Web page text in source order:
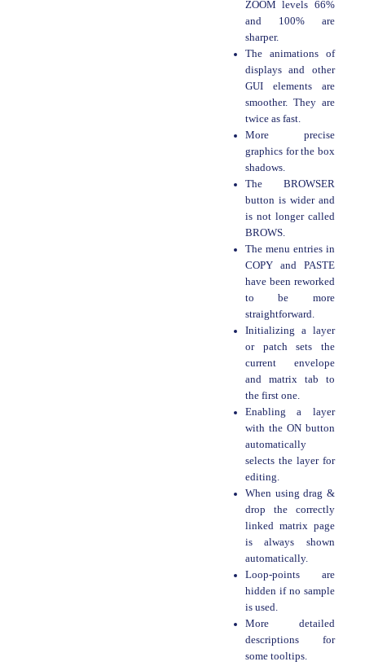
ZOOM levels 66%
and 100% are
sharper.
The animations of
displays and other
GUI elements are
smoother. They are
twice as fast.
More precise
graphics for the box
shadows.
The BROWSER
button is wider and
is not longer called
BROWS.
The menu entries in
COPY and PASTE
have been reworked
to be more
straightforward.
Initializing a layer
or patch sets the
current envelope
and matrix tab to
the first one.
Enabling a layer
with the ON button
automatically
selects the layer for
editing.
When using drag &
drop the correctly
linked matrix page
is always shown
automatically.
Loop-points are
hidden if no sample
is used.
More detailed
descriptions for
some tooltips.